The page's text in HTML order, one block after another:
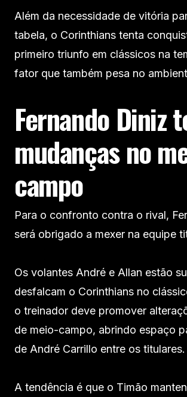
Além da necessidade de vitória
tabela, o Corinthians tenta
primeiro triunfo em clássicos na
fator que também pesa no
Fernando Diniz
mudanças no
campo
Para o confronto contra o rival,
será obrigado a mexer na equipe
Os volantes André e Allan estão
desfalcam o Corinthians no
o treinador deve promover
de meio-campo, abrindo espaço
de André Carrillo entre os titulares.
A tendência é que o Timão